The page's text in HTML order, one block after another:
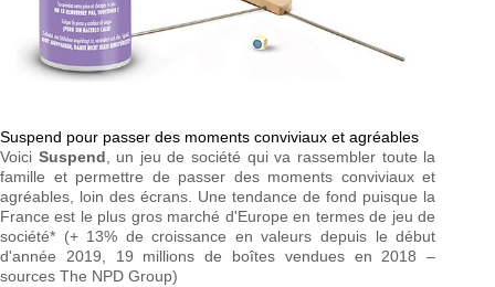
Suspend pour passer des moments conviviaux et agréables
Voici Suspend, un jeu de société qui va rassembler toute la
famille et permettre de passer des moments conviviaux et
agréables, loin des écrans. Une tendance de fond puisque la
France est le plus gros marché d'Europe en termes de jeu de
société* (+ 13% de croissance en valeurs depuis le début
d'année 2019, 19 millions de boîtes vendues en 2018 –
sources The NPD Group)